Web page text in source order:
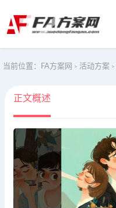
当前位置： FA方案网 > 活动方案 >
正文概述